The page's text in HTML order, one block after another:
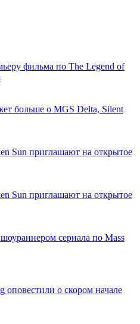
фильма по The Legend of
больше о MGS Delta, Silent
Sun приглашают на открытое
Sun приглашают на открытое
сериала по Mass
оповестили о скором начале